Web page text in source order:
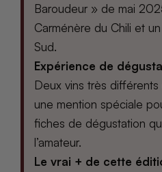
Baroudeur » de mai
Carménère du Chili et
Sud.
Expérience de
Deux vins très
une mention spéciale
fiches de dégustation
l’amateur.
Le vrai + de cette